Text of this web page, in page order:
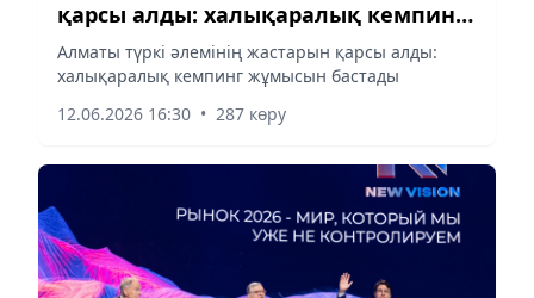
қарсы алды: халықаралық кемпинг
жұмысын бастады
Алматы түркі әлемінің жастарын қарсы алды:
халықаралық кемпинг жұмысын бастады
12.06.2026 16:30 • 287 көру